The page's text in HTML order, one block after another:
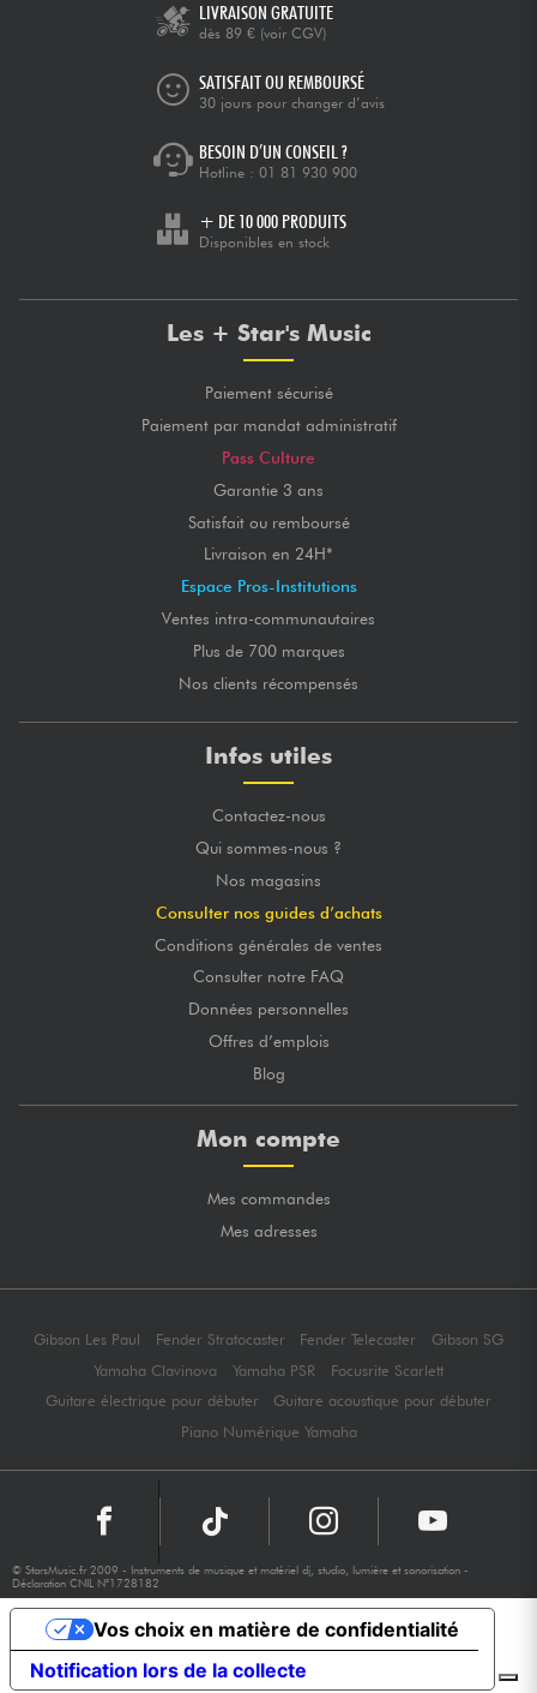
LIVRAISON GRATUITE
dès 89 € (voir CGV)
SATISFAIT OU REMBOURSÉ
30 jours pour changer d’avis
BESOIN D’UN CONSEIL ?
Hotline : 01 81 930 900
+ DE 10 000 PRODUITS
Disponibles en stock
Les + Star's Music
Paiement sécurisé
Paiement par mandat administratif
Pass Culture
Garantie 3 ans
Satisfait ou remboursé
Livraison en 24H*
Espace Pros-Institutions
Ventes intra-communautaires
Plus de 700 marques
Nos clients récompensés
Infos utiles
Contactez-nous
Qui sommes-nous ?
Nos magasins
Consulter nos guides d’achats
Conditions générales de ventes
Consulter notre FAQ
Données personnelles
Offres d’emplois
Blog
Mon compte
Mes commandes
Mes adresses
Gibson Les Paul Fender Stratocaster Fender Telecaster
Gibson SG
Yamaha Clavinova
Yamaha PSR
Focusrite Scarlett
Guitare électrique pour débuter
Guitare acoustique pour débuter
Piano Numérique Yamaha
© StarsMusic.fr 2009 - Instruments de musique et matériel dj, studio, lumière et sonorisation -
Déclaration CNIL N°1728182
Notification lors de la collecte
Vos choix en matière de confidentialité